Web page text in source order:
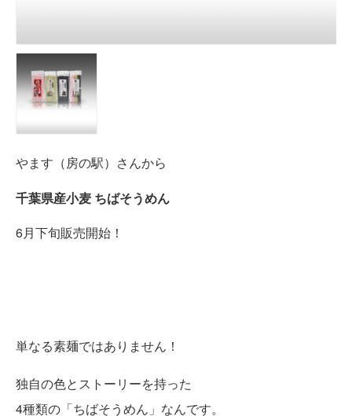
やます（房の駅）さんから
千葉県産小麦 ちばそうめん
6月下旬販売開始！
単なる素麺ではありません！
独自の色とストーリーを持った
4種類の「ちばそうめん」なんです。